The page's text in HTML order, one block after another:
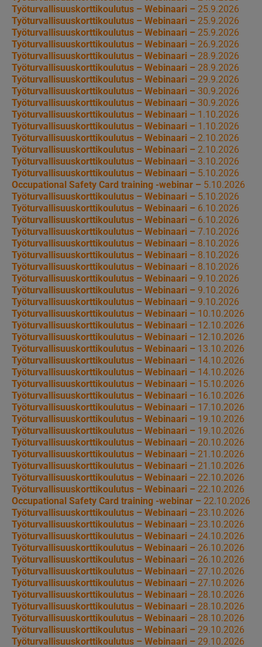
Työturvallisuuskorttikoulutus – Webinaari – 25.9.2026
Työturvallisuuskorttikoulutus – Webinaari – 25.9.2026
Työturvallisuuskorttikoulutus – Webinaari – 25.9.2026
Työturvallisuuskorttikoulutus – Webinaari – 26.9.2026
Työturvallisuuskorttikoulutus – Webinaari – 28.9.2026
Työturvallisuuskorttikoulutus – Webinaari – 28.9.2026
Työturvallisuuskorttikoulutus – Webinaari – 29.9.2026
Työturvallisuuskorttikoulutus – Webinaari – 30.9.2026
Työturvallisuuskorttikoulutus – Webinaari – 30.9.2026
Työturvallisuuskorttikoulutus – Webinaari – 1.10.2026
Työturvallisuuskorttikoulutus – Webinaari – 1.10.2026
Työturvallisuuskorttikoulutus – Webinaari – 2.10.2026
Työturvallisuuskorttikoulutus – Webinaari – 2.10.2026
Työturvallisuuskorttikoulutus – Webinaari – 3.10.2026
Työturvallisuuskorttikoulutus – Webinaari – 5.10.2026
Occupational Safety Card training -webinar – 5.10.2026
Työturvallisuuskorttikoulutus – Webinaari – 5.10.2026
Työturvallisuuskorttikoulutus – Webinaari – 6.10.2026
Työturvallisuuskorttikoulutus – Webinaari – 6.10.2026
Työturvallisuuskorttikoulutus – Webinaari – 7.10.2026
Työturvallisuuskorttikoulutus – Webinaari – 8.10.2026
Työturvallisuuskorttikoulutus – Webinaari – 8.10.2026
Työturvallisuuskorttikoulutus – Webinaari – 8.10.2026
Työturvallisuuskorttikoulutus – Webinaari – 9.10.2026
Työturvallisuuskorttikoulutus – Webinaari – 9.10.2026
Työturvallisuuskorttikoulutus – Webinaari – 9.10.2026
Työturvallisuuskorttikoulutus – Webinaari – 10.10.2026
Työturvallisuuskorttikoulutus – Webinaari – 12.10.2026
Työturvallisuuskorttikoulutus – Webinaari – 12.10.2026
Työturvallisuuskorttikoulutus – Webinaari – 13.10.2026
Työturvallisuuskorttikoulutus – Webinaari – 14.10.2026
Työturvallisuuskorttikoulutus – Webinaari – 14.10.2026
Työturvallisuuskorttikoulutus – Webinaari – 15.10.2026
Työturvallisuuskorttikoulutus – Webinaari – 16.10.2026
Työturvallisuuskorttikoulutus – Webinaari – 17.10.2026
Työturvallisuuskorttikoulutus – Webinaari – 19.10.2026
Työturvallisuuskorttikoulutus – Webinaari – 19.10.2026
Työturvallisuuskorttikoulutus – Webinaari – 20.10.2026
Työturvallisuuskorttikoulutus – Webinaari – 21.10.2026
Työturvallisuuskorttikoulutus – Webinaari – 21.10.2026
Työturvallisuuskorttikoulutus – Webinaari – 22.10.2026
Työturvallisuuskorttikoulutus – Webinaari – 22.10.2026
Occupational Safety Card training -webinar – 22.10.2026
Työturvallisuuskorttikoulutus – Webinaari – 23.10.2026
Työturvallisuuskorttikoulutus – Webinaari – 23.10.2026
Työturvallisuuskorttikoulutus – Webinaari – 24.10.2026
Työturvallisuuskorttikoulutus – Webinaari – 26.10.2026
Työturvallisuuskorttikoulutus – Webinaari – 26.10.2026
Työturvallisuuskorttikoulutus – Webinaari – 27.10.2026
Työturvallisuuskorttikoulutus – Webinaari – 27.10.2026
Työturvallisuuskorttikoulutus – Webinaari – 28.10.2026
Työturvallisuuskorttikoulutus – Webinaari – 28.10.2026
Työturvallisuuskorttikoulutus – Webinaari – 28.10.2026
Työturvallisuuskorttikoulutus – Webinaari – 29.10.2026
Työturvallisuuskorttikoulutus – Webinaari – 29.10.2026